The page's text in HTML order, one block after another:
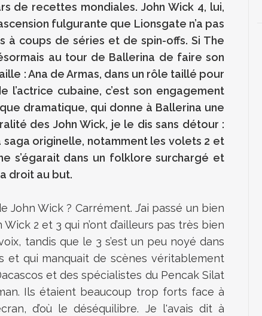
de recettes mondiales. John Wick 4, lui,
fulgurante que Lionsgate n’a pas
à coups de séries et de spin-offs. Si The
au tour de Ballerina de faire son
: Ana de Armas, dans un rôle taillé pour
cubaine, c’est son engagement
dramatique, qui donne à Ballerina une
des John Wick, je le dis sans détour :
originelle, notamment les volets 2 et
s’égarait dans un folklore surchargé et
droit au but.
Wick ? Carrément. J’ai passé un bien
2 et 3 qui n’ont d’ailleurs pas très bien
tandis que le 3 s’est un peu noyé dans
qui manquait de scènes véritablement
et des spécialistes du Pencak Silat
Ils étaient beaucoup trop forts face à
d’où le déséquilibre. Je l'avais dit à